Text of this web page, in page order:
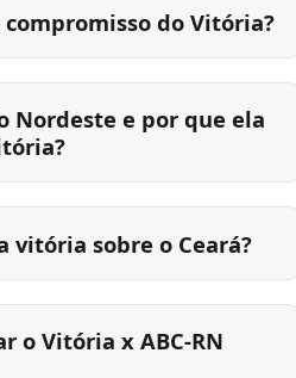
do Vitória?
Nordeste e por que ela
vitória sobre o Ceará?
o Vitória x ABC-RN